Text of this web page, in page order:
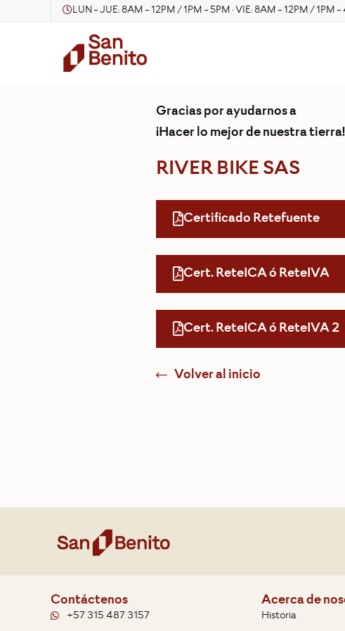
LUN - JUE: 8AM - 12PM / 1PM - 5PM · VIE: 8AM - 12PM / 1PM -
Gracias por ayudarnos a
¡Hacer lo mejor de nuestra tierra!
RIVER BIKE SAS
Certificado Retefuente
Cert. ReteICA ó ReteIVA
Cert. ReteICA ó ReteIVA 2
Volver al inicio
Contáctenos
+57 315 487 3157
Acerca de
Historia